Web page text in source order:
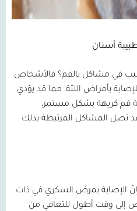
أسنان
في مشاكل بالفم؟ فالأشخاص
بأمراض اللثة، مما قد يؤدي
فم كريهة بشكل مستمر،
تصل المشاكل المرتبطة بذلك
الإصابة بمرض السكري في ذات
إلى وقت أطول للتعافي من